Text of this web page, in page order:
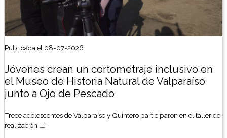
Publicada el 08-07-2026
Jóvenes crean un cortometraje inclusivo en
el Museo de Historia Natural de Valparaíso
junto a Ojo de Pescado
Trece adolescentes de Valparaíso y Quintero participaron en el taller de
realización […]